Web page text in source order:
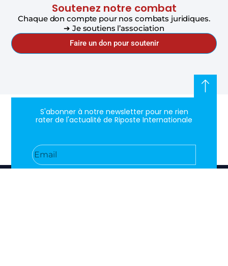
Soutenez notre combat
Chaque don compte pour nos combats juridiques.
➔ Je soutiens l’association
Faire un don pour soutenir
S'abonner à notre newsletter pour ne rien
rater de l'actualité de Riposte Internationale